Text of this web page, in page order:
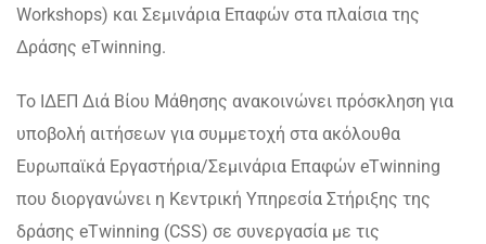
Workshops) και Σεμινάρια Επαφών στα πλαίσια της
Δράσης eTwinning.
Το ΙΔΕΠ Διά Βίου Μάθησης ανακοινώνει πρόσκληση για
υποβολή αιτήσεων για συμμετοχή στα ακόλουθα
Ευρωπαϊκά Εργαστήρια/Σεμινάρια Επαφών eTwinning
που διοργανώνει η Κεντρική Υπηρεσία Στήριξης της
δράσης eTwinning (CSS) σε συνεργασία με τις